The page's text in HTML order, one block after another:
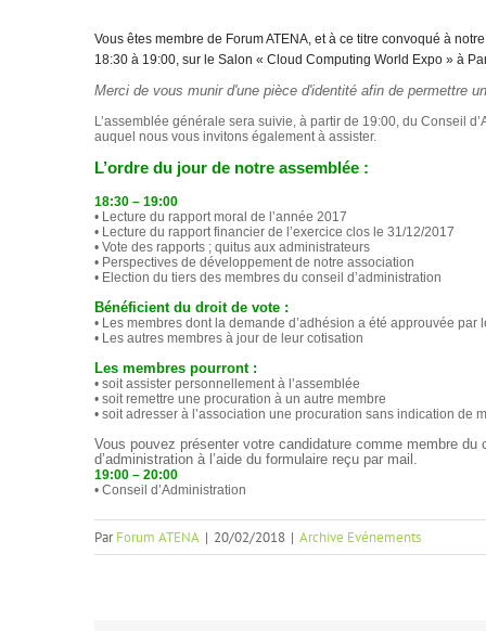
Vous êtes membre de Forum ATENA, et à ce titre convoqué à
18:30 à 19:00, sur le Salon « Cloud Computing World Expo » à
Merci de vous munir d'une pièce d'identité afin de permettre
L’assemblée générale sera suivie, à partir de 19:00, du Conseil
auquel nous vous invitons également à assister.
L’ordre du jour de notre assemblée :
18:30 – 19:00
• Lecture du rapport moral de l’année 2017
• Lecture du rapport financier de l’exercice clos le 31/12/2017
• Vote des rapports ; quitus aux administrateurs
• Perspectives de développement de notre association
• Election du tiers des membres du conseil d’administration
Bénéficient du droit de vote :
• Les membres dont la demande d’adhésion a été approuvée par
• Les autres membres à jour de leur cotisation
Les membres pourront :
• soit assister personnellement à l’assemblée
• soit remettre une procuration à un autre membre
• soit adresser à l’association une procuration sans indication de
Vous pouvez présenter votre candidature comme membre du
d’administration à l’aide du formulaire reçu par mail.
19:00 – 20:00
• Conseil d’Administration
ParForum ATENA | 20/02/2018 | Archive Evénements